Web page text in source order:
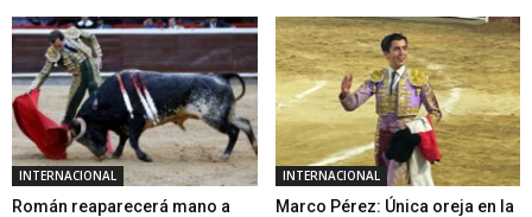
INTERNACIONAL
Román reaparecerá mano a
INTERNACIONAL
Marco Pérez: Única oreja en la